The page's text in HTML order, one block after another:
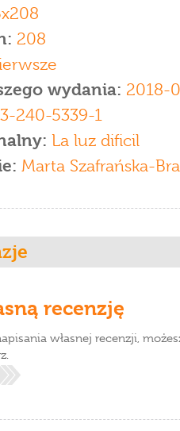
208
wydania: 2018-
240-5339-1
La luz dificil
Marta Szafrańska-
recenzję
własnej recenzji,